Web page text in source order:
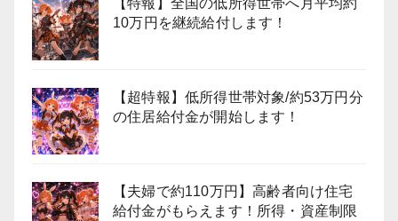
【特報】全国の低所得世帯へ月平均約
10万円を継続給付します！
【超特報】低所得世帯対象/約53万円分
の住居給付金が開始します！
【夫婦で約110万円】高齢者向け住宅
給付金がもらえます！所得・資産制限